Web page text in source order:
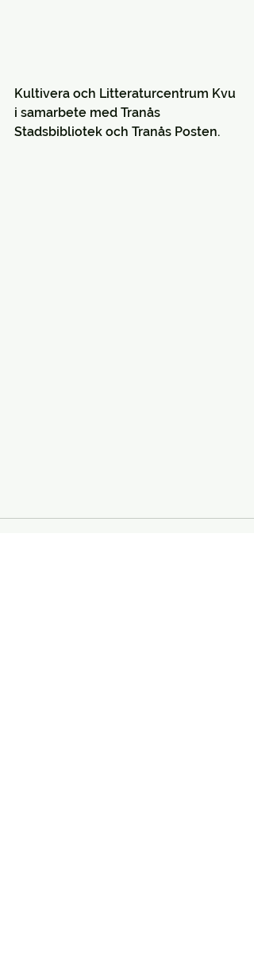
Kultivera och Litteraturcentrum Kvu
i samarbete med Tranås
Stadsbibliotek och Tranås Posten.